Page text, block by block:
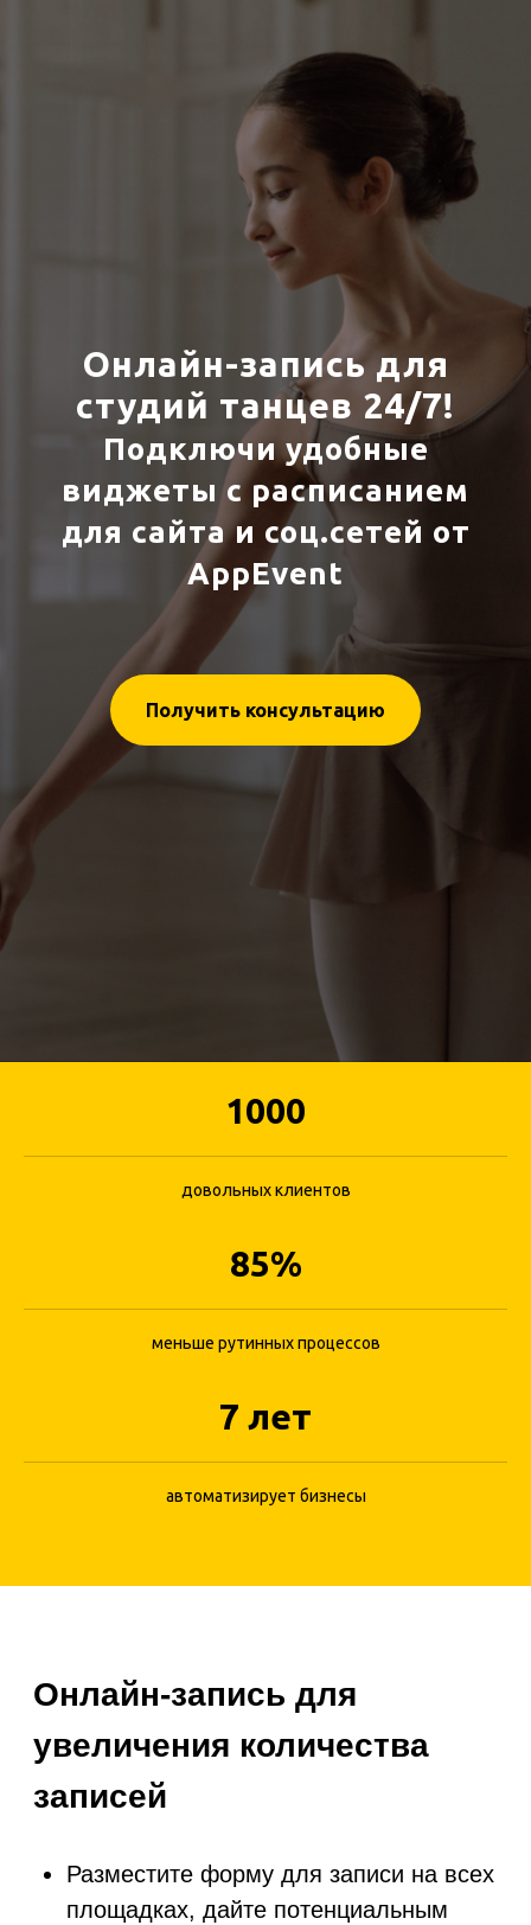
Онлайн-запись для
студий танцев 24/7!
Подключи удобные
виджеты с расписанием
для сайта и соц.сетей от
AppEvent
Получить консультацию
1000
довольных клиентов
85%
меньше рутинных процессов
7 лет
автоматизирует бизнесы
увеличения количества
Разместите форму для записи на всех